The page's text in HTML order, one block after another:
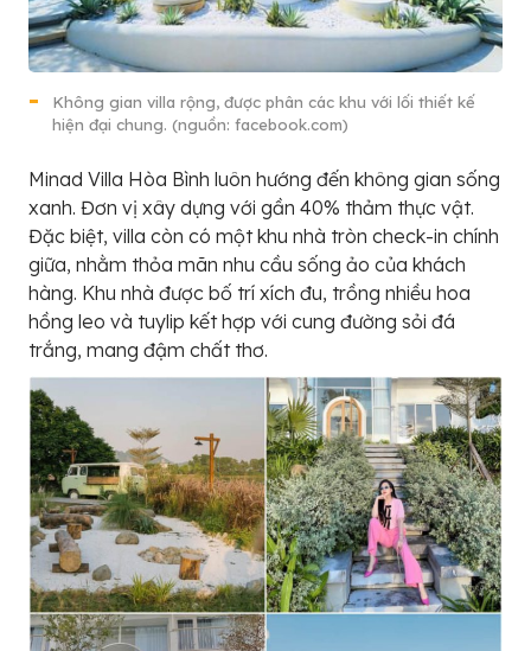
Không gian villa rộng, được phân các khu với lối thiết kế
hiện đại chung. (nguồn: facebook.com)
Minad Villa Hòa Bình luôn hướng đến không gian sống
xanh. Đơn vị xây dựng với gần 40% thảm thực vật.
Đặc biệt, villa còn có một khu nhà tròn check-in chính
giữa, nhằm thỏa mãn nhu cầu sống ảo của khách
hàng. Khu nhà được bố trí xích đu, trồng nhiều hoa
hồng leo và tuylip kết hợp với cung đường sỏi đá
trắng, mang đậm chất thơ.